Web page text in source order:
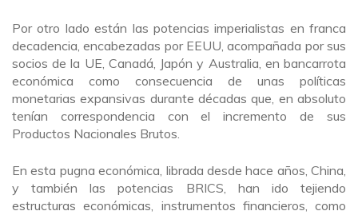
Por otro lado están las potencias imperialistas en franca
decadencia, encabezadas por EEUU, acompañada por sus
socios de la UE, Canadá, Japón y Australia, en bancarrota
económica como consecuencia de unas políticas
monetarias expansivas durante décadas que, en absoluto
tenían correspondencia con el incremento de sus
Productos Nacionales Brutos.
En esta pugna económica, librada desde hace años, China,
y también las potencias BRICS, han ido tejiendo
estructuras económicas, instrumentos financieros, como